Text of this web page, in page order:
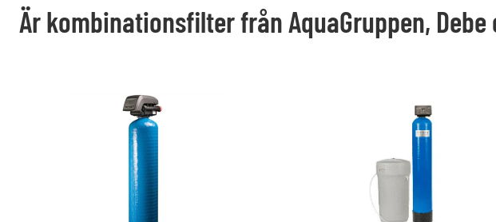
Är kombinationsfilter från AquaGruppen,